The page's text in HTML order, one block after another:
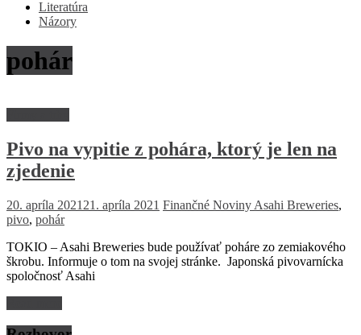
spoločnosti
Literatúra
Názory
pohár
Pivo na vypitie z pohára, ktorý je len na
zjedenie
20. apríla 2021 21. apríla 2021 Finančné Noviny Asahi Breweries,
pivo, pohár
TOKIO – Asahi Breweries bude používať poháre zo zemiakového
škrobu. Informuje o tom na svojej stránke. Japonská pivovarnícka
spoločnosť Asahi